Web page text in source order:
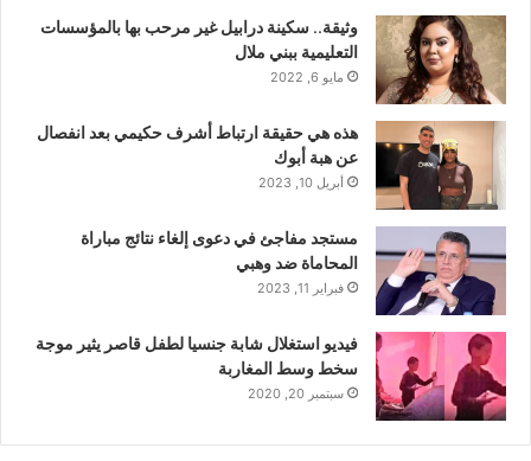
وثيقة.. سكينة درابيل غير مرحب بها بالمؤسسات
التعليمية ببني ملال
مايو 6, 2022
هذه هي حقيقة ارتباط أشرف حكيمي بعد انفصال
عن هبة أبوك
أبريل 10, 2023
مستجد مفاجئ في دعوى إلغاء نتائج مباراة
المحاماة ضد وهبي
فبراير 11, 2023
فيديو استغلال شابة جنسيا لطفل قاصر يثير موجة
سخط وسط المغاربة
سبتمبر 20, 2020